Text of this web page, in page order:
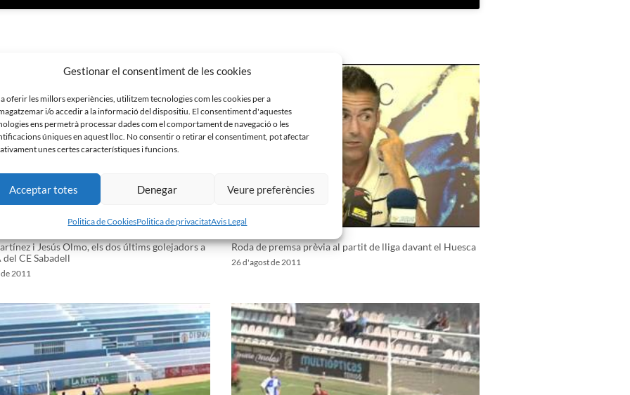
Gestionar el consentiment de les cookies
oferir les millors experiències, utilitzem tecnologies com les cookies per a
i/o accedir a la informació del dispositiu. El consentiment d'aquestes
ens permetrà processar dades com el comportament de navegació o les
úniques en aquest lloc. No consentir o retirar el consentiment, pot afectar
unes certes característiques i funcions.
Acceptar totes Denegar Veure preferències
Politica de CookiesPolitica de privacitatAvis Legal
i Jesús Olmo, els dos últims golejadors a
del CE Sabadell
2011
Roda de premsa prèvia al partit de lliga davant el Huesca
26 d'agost de 2011